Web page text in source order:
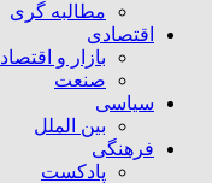
مطالبه گری
اقتصادی
بازار و اقتصاد
صنعت
سیاسی
بین الملل
فرهنگی
پادکست